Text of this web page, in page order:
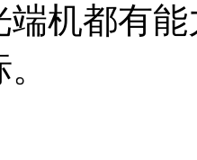
端机都有